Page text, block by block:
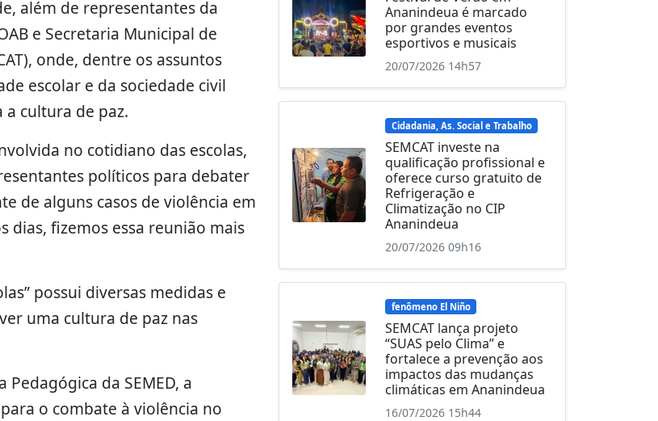
além de representantes da
e Secretaria Municipal de
onde, dentre os assuntos
escolar e da sociedade civil
cultura de paz.
no cotidiano das escolas,
políticos para debater
de alguns casos de violência em
dias, fizemos essa reunião mais
possui diversas medidas e
uma cultura de paz nas
da SEMED, a
o combate à violência no
Ananindeua é marcado
por grandes eventos
esportivos e musicais
20/07/2026 14h57
Cidadania, As. Social e Trabalho
SEMCAT investe na
qualificação profissional e
oferece curso gratuito de
Refrigeração e
Climatização no CIP
Ananindeua
20/07/2026 09h16
fenômeno El Niño
SEMCAT lança projeto
“SUAS pelo Clima” e
fortalece a prevenção aos
impactos das mudanças
climáticas em Ananindeua
16/07/2026 15h44